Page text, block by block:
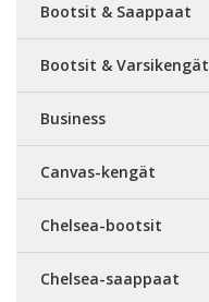
Bootsit & Saappaat
Bootsit & Varsikengät
Business
Canvas-kengät
Chelsea-bootsit
Chelsea-saappaat